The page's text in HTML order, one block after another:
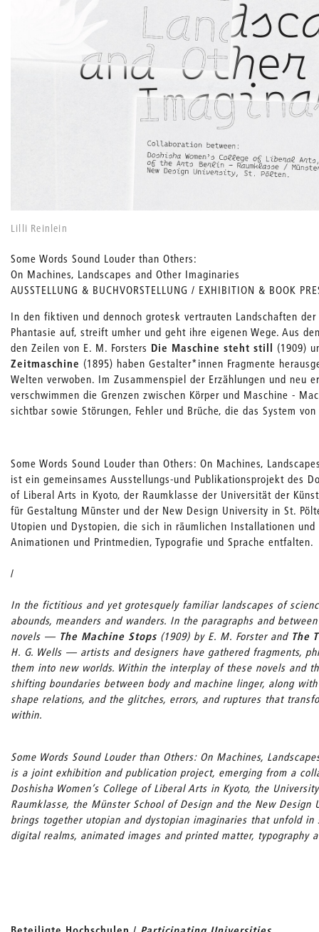
Lilli Reinlein
Some Words Sound Louder than Others:
On Machines, Landscapes and Other Imaginaries
AUSSTELLUNG & BUCHVORSTELLUNG / EXHIBITION & BOOK
In den fiktiven und dennoch grotesk vertrauten Landschaften
Phantasie auf, streift umher und geht ihre eigenen Wege. Aus
den Zeilen von E. M. Forsters Die Maschine steht still (1909)
Zeitmaschine (1895) haben Gestalter*innen Fragmente
Welten verwoben. Im Zusammenspiel der Erzählungen und neu
verschwimmen die Grenzen zwischen Körper und Maschine -
sichtbar sowie Störungen, Fehler und Brüche, die das System
Some Words Sound Louder than Others: On Machines,
ist ein gemeinsames Ausstellungs-und Publikationsprojekt des
of Liberal Arts in Kyoto, der Raumklasse der Universität der
für Gestaltung Münster und der New Design University in St.
Utopien und Dystopien, die sich in räumlichen Installationen
Animationen und Printmedien, Typografie und Sprache entfalten.
/
In the fictitious and yet grotesquely familiar landscapes of
abounds, meanders and wanders. In the paragraphs and
novels — The Machine Stops (1909) by E. M. Forster and The
H. G. Wells — artists and designers have gathered fragments,
them into new worlds. Within the interplay of these novels and
shifting boundaries between body and machine linger, along
shape relations, and the glitches, errors, and ruptures that
within.
Some Words Sound Louder than Others: On Machines,
is a joint exhibition and publication project, emerging from a
Doshisha Women’s College of Liberal Arts in Kyoto, the
Raumklasse, the Münster School of Design and the New Design
brings together utopian and dystopian imaginaries that unfold
digital realms, animated images and printed matter, typography